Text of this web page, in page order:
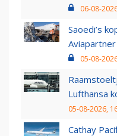
06-08-
Saoedi’s
05-08-
Lufthansa
05-08-2026,
Cathay